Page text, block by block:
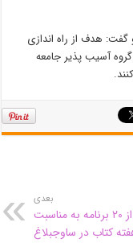
و گفت: هدف از راه اندازی
آسیب پذیر جامعه
بعدی
اجرای بیش از ۲۰ برنامه به مناسبت
کتاب در ساوجبلاغ